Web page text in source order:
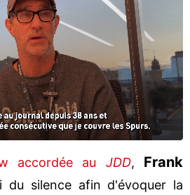
accordée au JDD, Frank
du silence afin d'évoquer la